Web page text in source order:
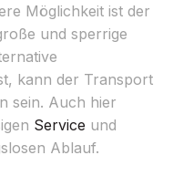
Möglichkeit ist der
und sperrige
kann der Transport
sein. Auch hier
Service und
Ablauf.